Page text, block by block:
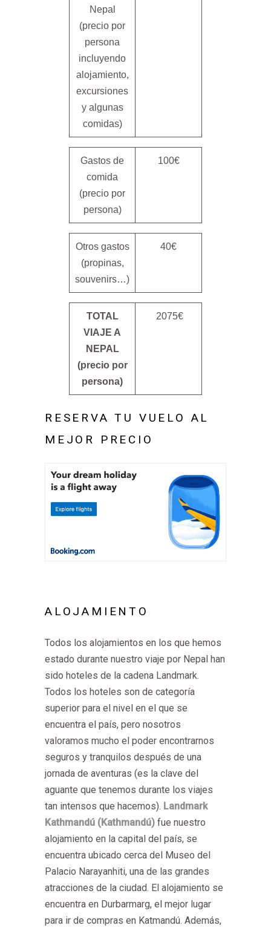
Nepal
(precio por
persona
incluyendo
alojamiento,
excursiones
y algunas
comidas)
Gastos de
comida
(precio por
persona)
100€
Otros gastos
(propinas,
souvenirs…)
40€
TOTAL
VIAJE A
NEPAL
(precio por
persona)
2075€
RESERVA TU VUELO AL
MEJOR PRECIO
ALOJAMIENTO
Todos los alojamientos en los que hemos
estado durante nuestro viaje por Nepal han
sido hoteles de la cadena Landmark.
Todos los hoteles son de categoría
superior para el nivel en el que se
encuentra el país, pero nosotros
valoramos mucho el poder encontrarnos
seguros y tranquilos después de una
jornada de aventuras (es la clave del
aguante que tenemos durante los viajes
tan intensos que hacemos). Landmark
Kathmandú (Kathmandú) fue nuestro
alojamiento en la capital del país, se
encuentra ubicado cerca del Museo del
Palacio Narayanhiti, una de las grandes
atracciones de la ciudad. El alojamiento se
encuentra en Durbarmarg, el mejor lugar
para ir de compras en Katmandú. Además,